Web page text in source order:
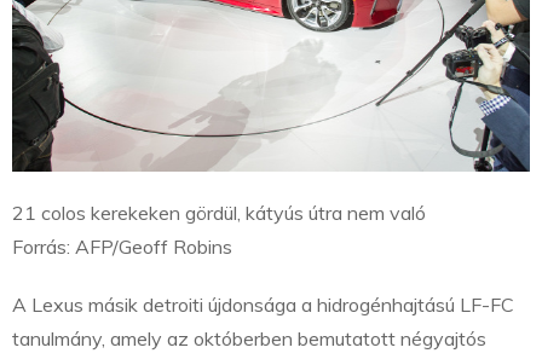
21 colos kerekeken gördül, kátyús útra nem való
Forrás: AFP/Geoff Robins
A Lexus másik detroiti újdonsága a hidrogénhajtású LF-FC
tanulmány, amely az októberben bemutatott négyajtós